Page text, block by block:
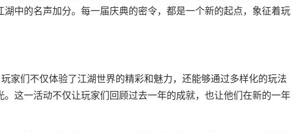
湖中的名声加分。每一届庆典的密令，都是一个新的起点，象征着玩
家们不仅体验了江湖世界的精彩和魅力，还能够通过多样化的玩法
这一活动不仅让玩家们回顾过去一年的成就，也让他们在新的一年